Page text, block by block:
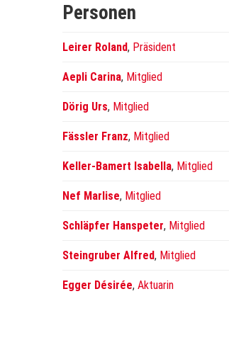
Personen
Leirer Roland, Präsident
Aepli Carina, Mitglied
Dörig Urs, Mitglied
Fässler Franz, Mitglied
Keller-Bamert Isabella, Mitglied
Nef Marlise, Mitglied
Schläpfer Hanspeter, Mitglied
Steingruber Alfred, Mitglied
Egger Désirée, Aktuarin